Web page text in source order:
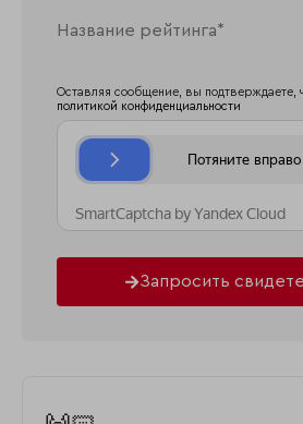
Оставляя сообщение, вы подтверждаете,
политикой конфиденциальности
Запросить